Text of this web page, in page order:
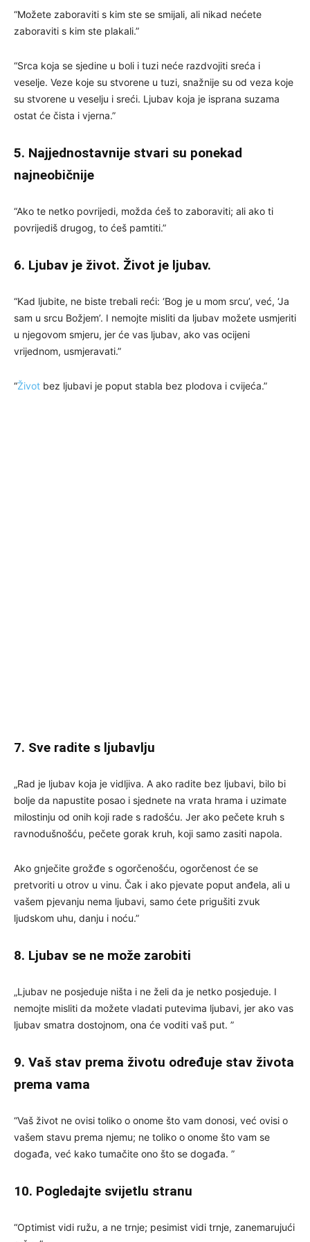
“Možete zaboraviti s kim ste se smijali, ali nikad nećete
zaboraviti s kim ste plakali.”
“Srca koja se sjedine u boli i tuzi neće razdvojiti sreća i
veselje. Veze koje su stvorene u tuzi, snažnije su od veza koje
su stvorene u veselju i sreći. Ljubav koja je isprana suzama
ostat će čista i vjerna.”
5. Najjednostavnije stvari su ponekad
najneobičnije
“Ako te netko povrijedi, možda ćeš to zaboraviti; ali ako ti
povrijediš drugog, to ćeš pamtiti.”
6. Ljubav je život. Život je ljubav.
“Kad ljubite, ne biste trebali reći: ‘Bog je u mom srcu’, već, ‘Ja
sam u srcu Božjem’. I nemojte misliti da ljubav možete usmjeriti
u njegovom smjeru, jer će vas ljubav, ako vas ocijeni
vrijednom, usmjeravati.”
“Život bez ljubavi je poput stabla bez plodova i cvijeća.”
7. Sve radite s ljubavlju
„Rad je ljubav koja je vidljiva. A ako radite bez ljubavi, bilo bi
bolje da napustite posao i sjednete na vrata hrama i uzimate
milostinju od onih koji rade s radošću. Jer ako pečete kruh s
ravnodušnošću, pečete gorak kruh, koji samo zasiti napola.
Ako gnječite grožđe s ogorčenošću, ogorčenost će se
pretvoriti u otrov u vinu. Čak i ako pjevate poput anđela, ali u
vašem pjevanju nema ljubavi, samo ćete prigušiti zvuk
ljudskom uhu, danju i noću.”
8. Ljubav se ne može zarobiti
„Ljubav ne posjeduje ništa i ne želi da je netko posjeduje. I
nemojte misliti da možete vladati putevima ljubavi, jer ako vas
ljubav smatra dostojnom, ona će voditi vaš put. ”
9. Vaš stav prema životu određuje stav života
prema vama
“Vaš život ne ovisi toliko o onome što vam donosi, već ovisi o
vašem stavu prema njemu; ne toliko o onome što vam se
događa, već kako tumačite ono što se događa. ”
10. Pogledajte svijetlu stranu
“Optimist vidi ružu, a ne trnje; pesimist vidi trnje, zanemarujući